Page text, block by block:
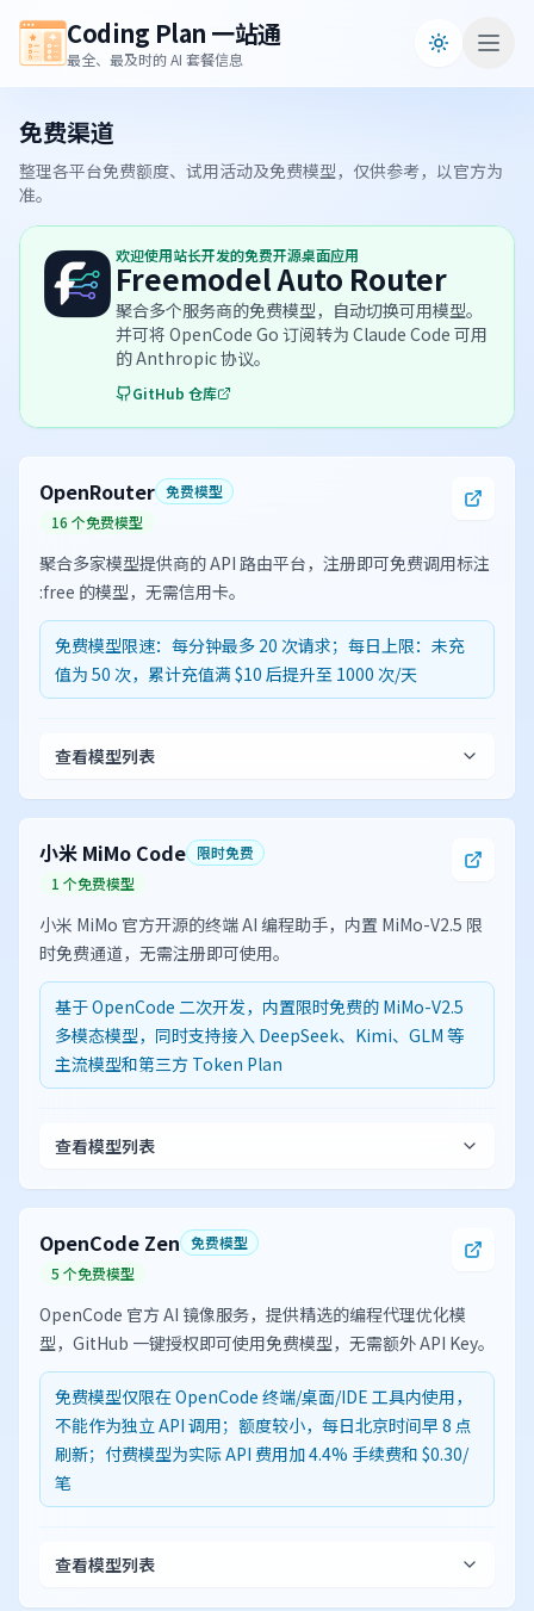
Coding Plan 一站通
最全、最及时的 AI 套餐信息
免费渠道
整理各平台免费额度、试用活动及免费模型，仅供参考，以官方为
准。
欢迎使用站长开发的免费开源桌面应用
Freemodel Auto Router
聚合多个服务商的免费模型，自动切换可用模型。
并可将 OpenCode Go 订阅转为 Claude Code 可用
的 Anthropic 协议。
GitHub 仓库
OpenRouter 免费模型
16 个免费模型
聚合多家模型提供商的 API 路由平台，注册即可免费调用标注
:free 的模型，无需信用卡。
免费模型限速：每分钟最多 20 次请求；每日上限：未充
值为 50 次，累计充值满 $10 后提升至 1000 次/天
查看模型列表
小米 MiMo Code 限时免费
1 个免费模型
小米 MiMo 官方开源的终端 AI 编程助手，内置 MiMo-V2.5 限
时免费通道，无需注册即可使用。
基于 OpenCode 二次开发，内置限时免费的 MiMo-V2.5
多模态模型，同时支持接入 DeepSeek、Kimi、GLM 等
主流模型和第三方 Token Plan
查看模型列表
OpenCode Zen 免费模型
5 个免费模型
OpenCode 官方 AI 镜像服务，提供精选的编程代理优化模
型，GitHub 一键授权即可使用免费模型，无需额外 API Key。
免费模型仅限在 OpenCode 终端/桌面/IDE 工具内使用，
不能作为独立 API 调用；额度较小，每日北京时间早 8 点
刷新；付费模型为实际 API 费用加 4.4% 手续费和 $0.30/
笔
查看模型列表